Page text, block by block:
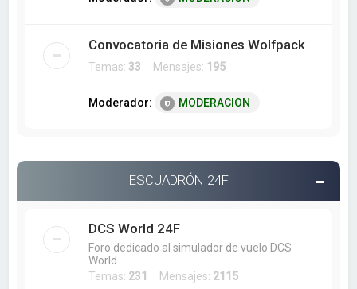
Convocatoria de Misiones Wolfpack
Temas: 33 Mensajes: 195
Moderador: MODERACION
ESCUADRÓN 24F
DCS World 24F
Foro dedicado al simulador de vuelo DCS
World
Temas: 231 Mensajes: 2115